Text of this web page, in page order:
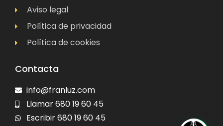
Aviso legal
Política de privacidad
Política de cookies
Contacta
info@franluz.com
Llamar 680 19 60 45
Escribir 680 19 60 45